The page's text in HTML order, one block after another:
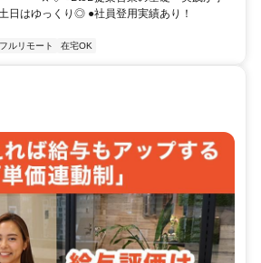
日はゆっくり◎ ●社員登用実績あり！
フルリモート 在宅OK